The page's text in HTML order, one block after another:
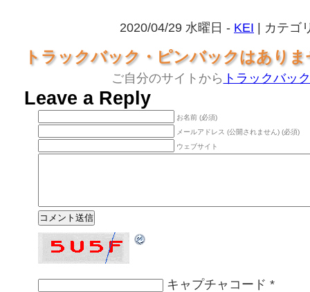
2020/04/29 水曜日 - KEI | カテゴ
トラックバック・ピンバックはあり
ご自分のサイトから トラックバック
Leave a Reply
お名前 (必須)
メールアドレス (公開されません) (必須)
ウェブサイト
キャプチャコード *